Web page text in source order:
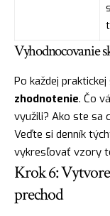
Vyhodnocovanie
Po každej
zhodnotenie. Čo
využili? Ako ste sa
Veďte si denník
vykresľovať vzory
Krok 6:
prechod